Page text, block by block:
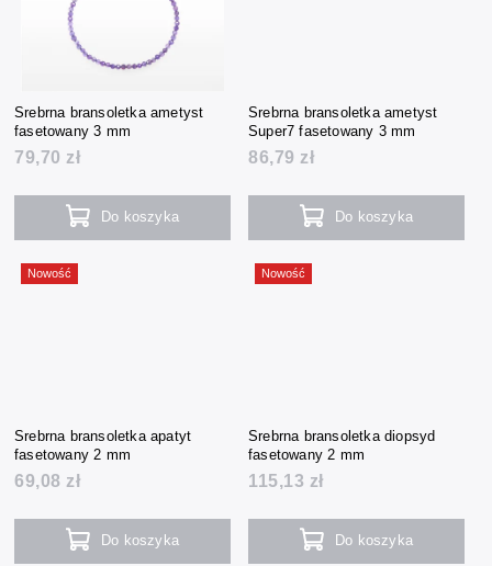
Srebrna bransoletka ametyst
fasetowany 3 mm
79,70 zł
Do koszyka
Srebrna bransoletka ametyst
Super7 fasetowany 3 mm
86,79 zł
Do koszyka
Nowość
Srebrna bransoletka apatyt
fasetowany 2 mm
69,08 zł
Do koszyka
Nowość
Srebrna bransoletka diopsyd
fasetowany 2 mm
115,13 zł
Do koszyka